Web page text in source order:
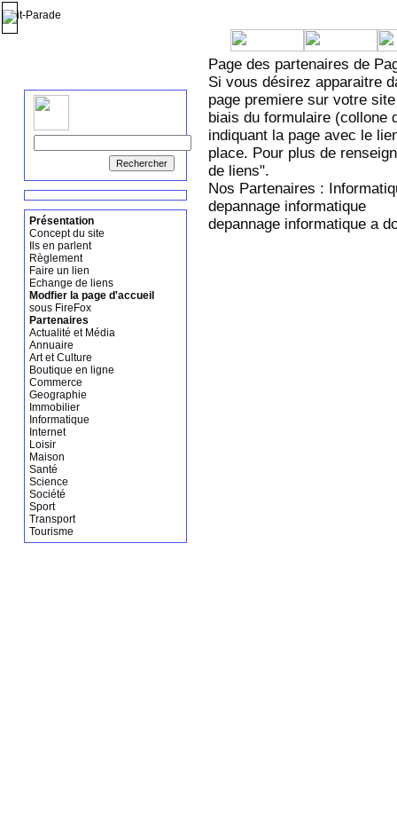
Présentation
Concept du site
Ils en parlent
Règlement
Faire un lien
Echange de liens
Modfier la page d'accueil
sous FireFox
Partenaires
Actualité et Média
Annuaire
Art et Culture
Boutique en ligne
Commerce
Geographie
Immobilier
Informatique
Internet
Loisir
Maison
Santé
Science
Société
Sport
Transport
Tourisme
Page des partenaires de
Si vous désirez apparaitre
page premiere sur votre
biais du formulaire (collone
indiquant la page avec le
place. Pour plus de
de liens".
Nos Partenaires :
depannage informatique
depannage informatique a